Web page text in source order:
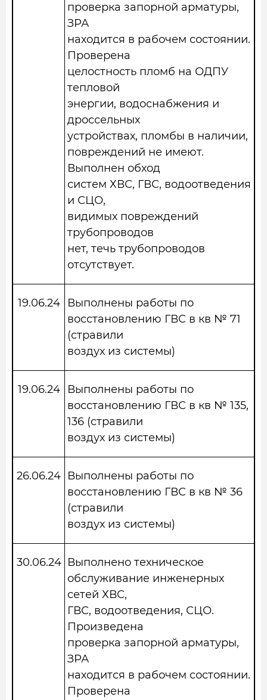
проверка запорной арматуры,
ЗРА
находится в рабочем состоянии.
Проверена
целостность пломб на ОДПУ
тепловой
энергии, водоснабжения и
дроссельных
устройствах, пломбы в наличии,
повреждений не имеют.
Выполнен обход
систем ХВС, ГВС, водоотведения
и СЦО,
видимых повреждений
трубопроводов
нет, течь трубопроводов
отсутствует.
19.06.24
Выполнены работы по
восстановлению ГВС в кв № 71
(стравили
воздух из системы)
19.06.24
Выполнены работы по
восстановлению ГВС в кв № 135,
136 (стравили
воздух из системы)
26.06.24 Выполнены работы по
восстановлению ГВС в кв № 36
(стравили
воздух из системы)
30.06.24 Выполнено техническое
обслуживание инженерных
сетей ХВС,
ГВС, водоотведения, СЦО.
Произведена
проверка запорной арматуры,
ЗРА
находится в рабочем состоянии.
Проверена